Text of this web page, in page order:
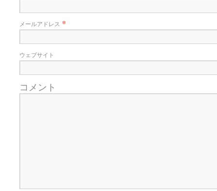
メールアドレス *
ウェブサイト
コメント